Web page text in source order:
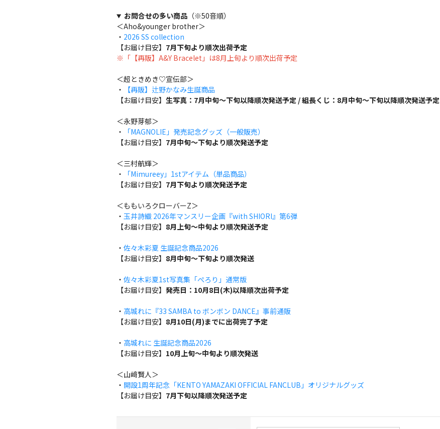
お問合せの多い商品（※50音順）
＜Aho&younger brother＞
・ 2026 SS collection
【お届け目安】 7月下旬より順次出荷予定
※「【再販】A&Y Bracelet」は8月上旬より順次出荷予定
＜超ときめき♡宣伝部＞
・
【再販】辻野かなみ生誕商品
【お届け目安】 生写真：7月中旬～下旬以降順次発送予定 / 組長くじ：8月中旬～下旬以降順次発送予定
＜永野芽郁＞
・
「MAGNOLIE」発売記念グッズ（一般販売）
【お届け目安】 7月中旬～下旬より順次発送予定
＜三村航輝＞
・
「Mimureey」1stアイテム（単品商品）
【お届け目安】 7月下旬より順次発送予定
＜ももいろクローバーZ＞
・ 玉井詩織 2026年マンスリー企画『with SHIORI』第6弾
【お届け目安】 8月上旬～中旬より順次発送予定
・ 佐々木彩夏 生誕記念商品2026
【お届け目安】 8月中旬～下旬より順次発送
・ 佐々木彩夏1st写真集「ぺろり」通常版
【お届け目安】 発売日：10月8日(木)以降順次出荷予定
・ 高城れに『33 SAMBA to ボンボン DANCE』事前通販
【お届け目安】 8月10日(月)までに出荷完了予定
・ 高城れに 生誕記念商品2026
【お届け目安】 10月上旬～中旬より順次発送
＜山﨑賢人＞
・ 開設1周年記念「KENTO YAMAZAKI OFFICIAL FANCLUB」オリジナルグッズ
【お届け目安】 7月下旬以降順次発送予定